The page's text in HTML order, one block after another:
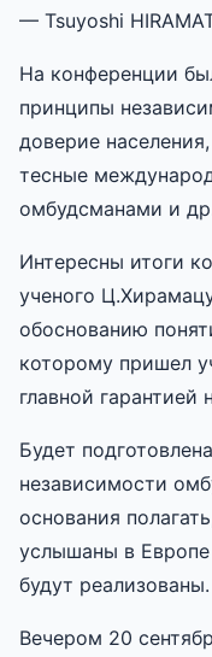
— Tsuyoshi
На конференции
принципы
доверие
тесные
омбудсманами и
Интересны итоги
ученого
обоснованию
которому пришел
главной
Будет
независимости
основания
услышаны в Европе
будут реализованы.
Вечером 20